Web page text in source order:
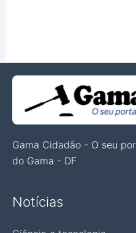
Gama Cidadão - O seu
do Gama - DF
Notícias